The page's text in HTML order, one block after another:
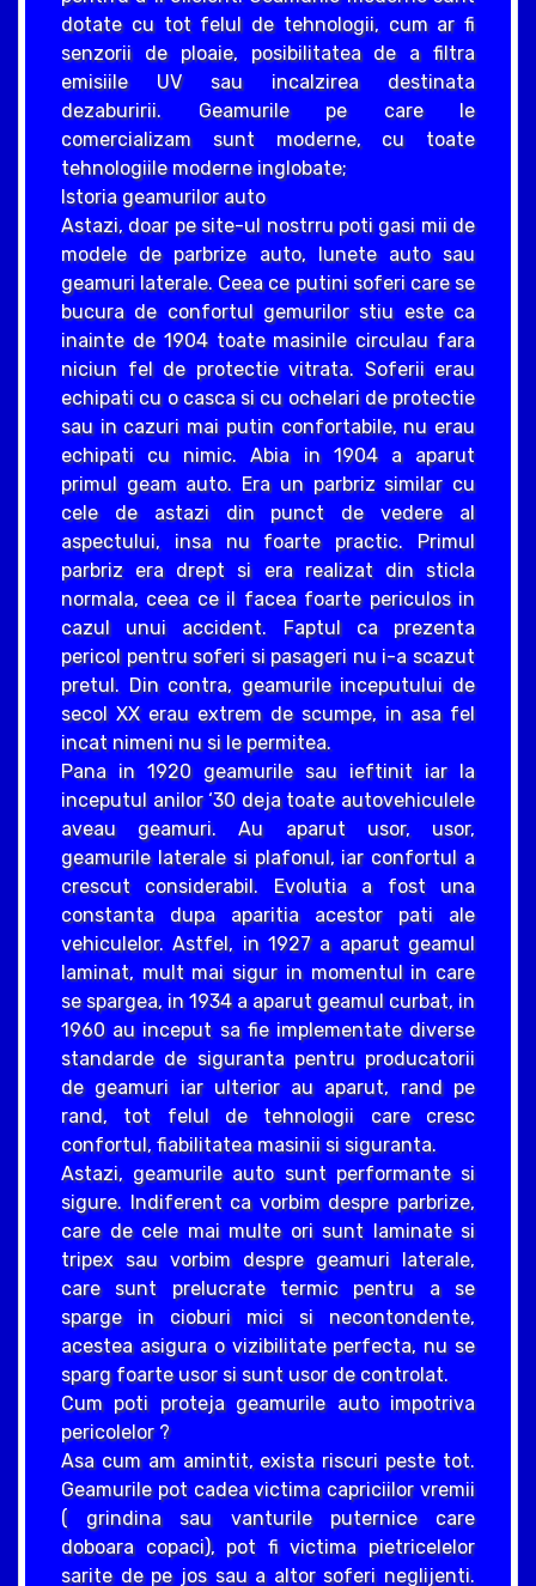
dotate cu tot felul de tehnologii, cum ar fi
senzorii de ploaie, posibilitatea de a filtra
emisiile UV sau incalzirea destinata
dezaburirii. Geamurile pe care le
comercializam sunt moderne, cu toate
tehnologiile moderne inglobate;
Istoria geamurilor auto
Astazi, doar pe site-ul nostrru poti gasi mii de
modele de parbrize auto, lunete auto sau
geamuri laterale. Ceea ce putini soferi care se
bucura de confortul gemurilor stiu este ca
inainte de 1904 toate masinile circulau fara
niciun fel de protectie vitrata. Soferii erau
echipati cu o casca si cu ochelari de protectie
sau in cazuri mai putin confortabile, nu erau
echipati cu nimic. Abia in 1904 a aparut
primul geam auto. Era un parbriz similar cu
cele de astazi din punct de vedere al
aspectului, insa nu foarte practic. Primul
parbriz era drept si era realizat din sticla
normala, ceea ce il facea foarte periculos in
cazul unui accident. Faptul ca prezenta
pericol pentru soferi si pasageri nu i-a scazut
pretul. Din contra, geamurile inceputului de
secol XX erau extrem de scumpe, in asa fel
incat nimeni nu si le permitea.
Pana in 1920 geamurile sau ieftinit iar la
inceputul anilor ‘30 deja toate autovehiculele
aveau geamuri. Au aparut usor, usor,
geamurile laterale si plafonul, iar confortul a
crescut considerabil. Evolutia a fost una
constanta dupa aparitia acestor pati ale
vehiculelor. Astfel, in 1927 a aparut geamul
laminat, mult mai sigur in momentul in care
se spargea, in 1934 a aparut geamul curbat, in
1960 au inceput sa fie implementate diverse
standarde de siguranta pentru producatorii
de geamuri iar ulterior au aparut, rand pe
rand, tot felul de tehnologii care cresc
confortul, fiabilitatea masinii si siguranta.
Astazi, geamurile auto sunt performante si
sigure. Indiferent ca vorbim despre parbrize,
care de cele mai multe ori sunt laminate si
tripex sau vorbim despre geamuri laterale,
care sunt prelucrate termic pentru a se
sparge in cioburi mici si necontondente,
acestea asigura o vizibilitate perfecta, nu se
sparg foarte usor si sunt usor de controlat.
Cum poti proteja geamurile auto impotriva
pericolelor ?
Asa cum am amintit, exista riscuri peste tot.
Geamurile pot cadea victima capriciilor vremii
( grindina sau vanturile puternice care
doboara copaci), pot fi victima pietricelelor
sarite de pe jos sau a altor soferi neglijenti.